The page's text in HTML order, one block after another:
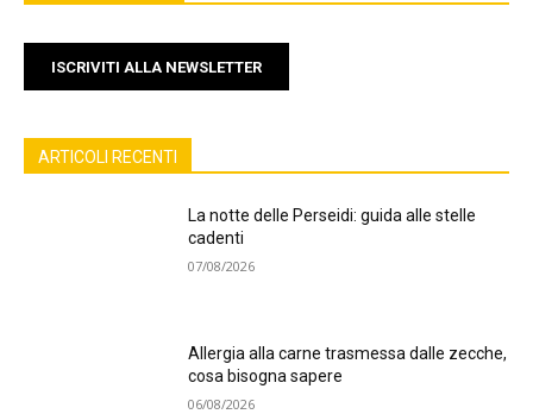
ISCRIVITI ALLA NEWSLETTER
ARTICOLI RECENTI
La notte delle Perseidi: guida alle stelle
cadenti
07/08/2026
Allergia alla carne trasmessa dalle zecche,
cosa bisogna sapere
06/08/2026